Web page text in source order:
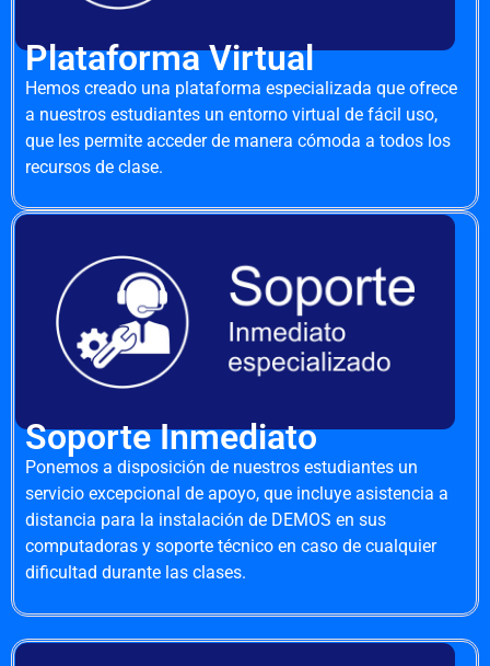
Plataforma Virtual
Hemos creado una plataforma especializada que ofrece
a nuestros estudiantes un entorno virtual de fácil uso,
que les permite acceder de manera cómoda a todos los
recursos de clase.
Soporte Inmediato
Ponemos a disposición de nuestros estudiantes un
servicio excepcional de apoyo, que incluye asistencia a
distancia para la instalación de DEMOS en sus
computadoras y soporte técnico en caso de cualquier
dificultad durante las clases.